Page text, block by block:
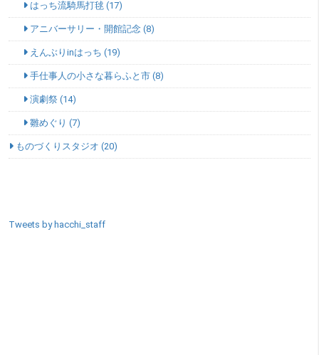
はっち流騎馬打毬 (17)
アニバーサリー・開館記念 (8)
えんぶりinはっち (19)
手仕事人の小さな暮らふと市 (8)
演劇祭 (14)
雛めぐり (7)
ものづくりスタジオ (20)
Tweets by hacchi_staff